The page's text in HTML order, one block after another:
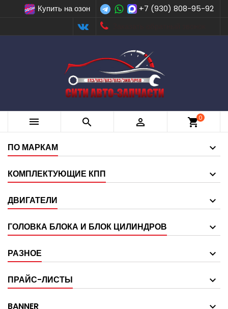
Купить на озон
+7 (930) 808-95-92
   shopping_cart0
ПО МАРКАМ
КОМПЛЕКТУЮЩИЕ КПП
ДВИГАТЕЛИ
ГОЛОВКА БЛОКА И БЛОК ЦИЛИНДРОВ
РАЗНОЕ
ПРАЙС-ЛИСТЫ
BANNER